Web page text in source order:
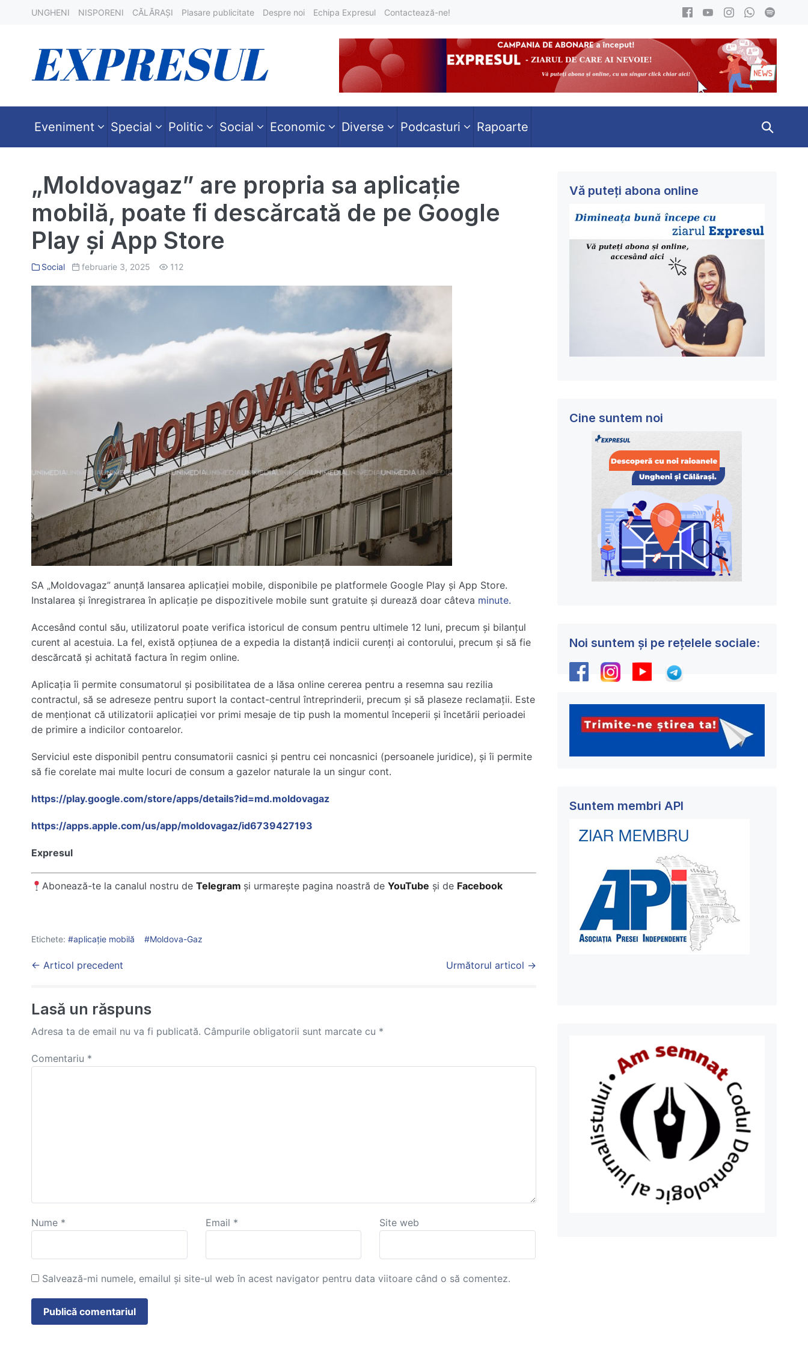
UNGHENI NISPORENI CĂLĂRAȘI Plasare publicitate Despre noi Echipa Expresul Contactează-ne!
Eveniment Special Politic Social Economic Diverse Podcasturi Rapoarte
Search
Toggle
„Moldovagaz” are propria sa aplicație
mobilă, poate fi descărcată de pe Google
Play și App Store
Social februarie 3, 2025 112
SA „Moldovagaz” anunță lansarea aplicației mobile, disponibile pe platformele Google Play și App Store.
Instalarea și înregistrarea în aplicație pe dispozitivele mobile sunt gratuite și durează doar câteva minute.
Accesând contul său, utilizatorul poate verifica istoricul de consum pentru ultimele 12 luni, precum și bilanțul
curent al acestuia. La fel, există opțiunea de a expedia la distanță indicii curenți ai contorului, precum și să fie
descărcată și achitată factura în regim online.
Aplicația îi permite consumatorul și posibilitatea de a lăsa online cererea pentru a resemna sau rezilia
contractul, să se adreseze pentru suport la contact-centrul întreprinderii, precum și să plaseze reclamații. Este
de menționat că utilizatorii aplicației vor primi mesaje de tip push la momentul începerii și încetării perioadei
de primire a indicilor contoarelor.
Serviciul este disponibil pentru consumatorii casnici și pentru cei noncasnici (persoanele juridice), și îi permite
să fie corelate mai multe locuri de consum a gazelor naturale la un singur cont.
https://play.google.com/store/apps/details?id=md.moldovagaz
https://apps.apple.com/us/app/moldovagaz/id6739427193
Expresul
Abonează-te la canalul nostru deTelegram și urmarește pagina noastră deYouTube și de Facebook
Etichete: aplicație mobilă Moldova-Gaz
Post
← Articol precedent Următorul articol →
Lasă un răspuns
Adresa ta de email nu va fi publicată. Câmpurile obligatorii sunt marcate cu *
Comentariu *
Nume * Email * Site web
Salvează-mi numele, emailul și site-ul web în acest navigator pentru data viitoare când o să comentez.
Vă puteți abona online
Cine suntem noi
Noi suntem și pe rețelele sociale:
Suntem membri API